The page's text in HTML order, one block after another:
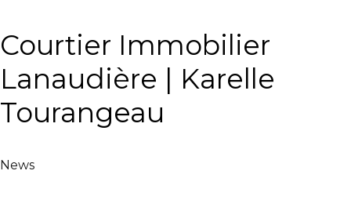
Courtier Immobilier
Lanaudière | Karelle
Tourangeau
News